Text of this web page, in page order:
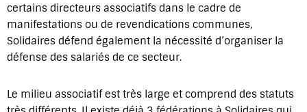
certains directeurs associatifs dans le cadre de
manifestations ou de revendications communes,
Solidaires défend également la nécessité d’organiser la
défense des salariés de ce secteur.
Le milieu associatif est très large et comprend des statuts